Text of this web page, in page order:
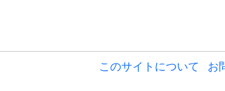
このサイトについて お